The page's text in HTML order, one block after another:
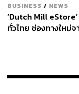
BUSINESS / NEWS
‘Dutch Mill
ทั่วไทย ช่องทางใหม่
เย็นตรงจากโรงงาน